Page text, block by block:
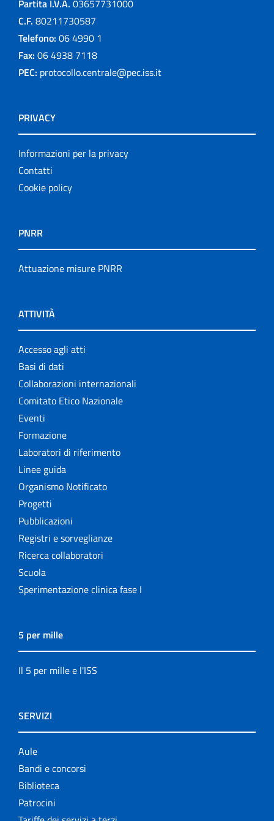
Partita I.V.A. 03657731000
C.F. 80211730587
Telefono: 06 4990 1
Fax: 06 4938 7118
PEC: protocollo.centrale@pec.iss.it
PRIVACY
Informazioni per la privacy
Contatti
Cookie policy
PNRR
Attuazione misure PNRR
ATTIVITÀ
Accesso agli atti
Basi di dati
Collaborazioni internazionali
Comitato Etico Nazionale
Eventi
Formazione
Laboratori di riferimento
Linee guida
Organismo Notificato
Progetti
Pubblicazioni
Registri e sorveglianze
Ricerca collaboratori
Scuola
Sperimentazione clinica fase I
5 per mille
Il 5 per mille e l'ISS
SERVIZI
Aule
Bandi e concorsi
Biblioteca
Patrocini